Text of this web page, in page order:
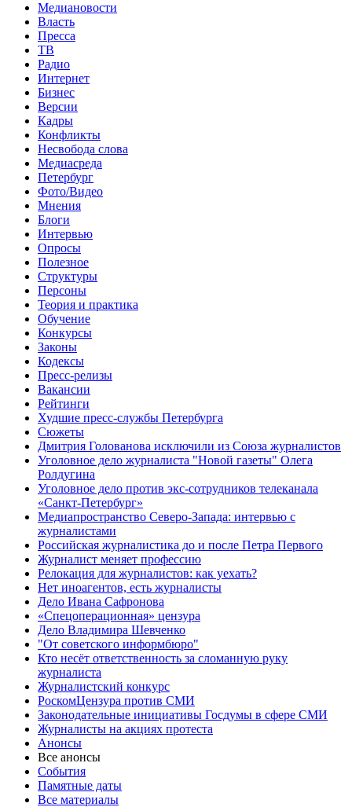
Медиановости
Власть
Пресса
ТВ
Радио
Интернет
Бизнес
Версии
Кадры
Конфликты
Несвобода слова
Медиасреда
Петербург
Фото/Видео
Мнения
Блоги
Интервью
Опросы
Полезное
Структуры
Персоны
Теория и практика
Обучение
Конкурсы
Законы
Кодексы
Пресс-релизы
Вакансии
Рейтинги
Худшие пресс-службы Петербурга
Сюжеты
Дмитрия Голованова исключили из Союза журналистов
Уголовное дело журналиста "Новой газеты" Олега
Ролдугина
Уголовное дело против экс-сотрудников телеканала
«Санкт-Петербург»
Медиапространство Северо-Запада: интервью с
журналистами
Российская журналистика до и после Петра Первого
Журналист меняет профессию
Релокация для журналистов: как уехать?
Нет иноагентов, есть журналисты
Дело Ивана Сафронова
«Спецоперационная» цензура
Дело Владимира Шевченко
"От советского информбюро"
Кто несёт ответственность за сломанную руку
журналиста
Журналистский конкурс
РоскомЦензура против СМИ
Законодательные инициативы Госдумы в сфере СМИ
Журналисты на акциях протеста
Анонсы
Все анонсы
События
Памятные даты
Все материалы